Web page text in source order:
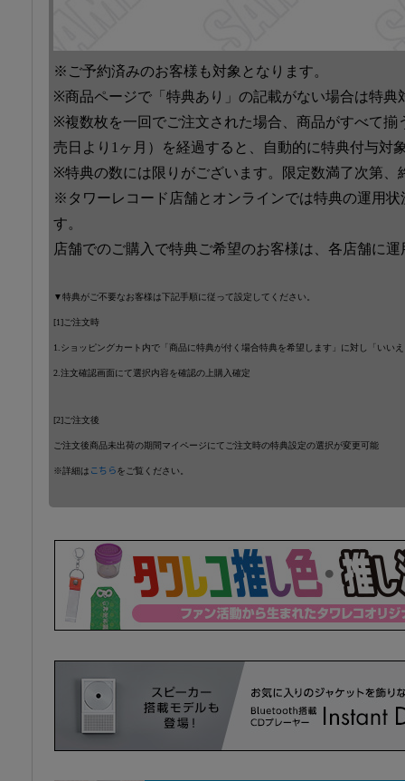
※ご予約済みのお客様も対象となります。
※商品ページで「特典あり」の記載がない場合は特典
※複数枚を一回でご注文された場合、商品がすべて揃
売日より1ヶ月）を経過すると、自動的に特典付与対
※特典の数には限りがございます。限定数満了次第、
※タワーレコード店舗とオンラインでは特典の運用
す。
店舗でのご購入で特典ご希望のお客様は、各店舗に
▼特典がご不要なお客様は下記手順に従って設定してください。
[1]ご注文時
1.ショッピングカート内で「商品に特典が付く場合特典を希望します」に対し「いい
2.注文確認画面にて選択内容を確認の上購入確定
[2]ご注文後
ご注文後商品未出荷の期間マイページにてご注文時の特典設定の選択が変更可能
※詳細は こちらをご覧ください。